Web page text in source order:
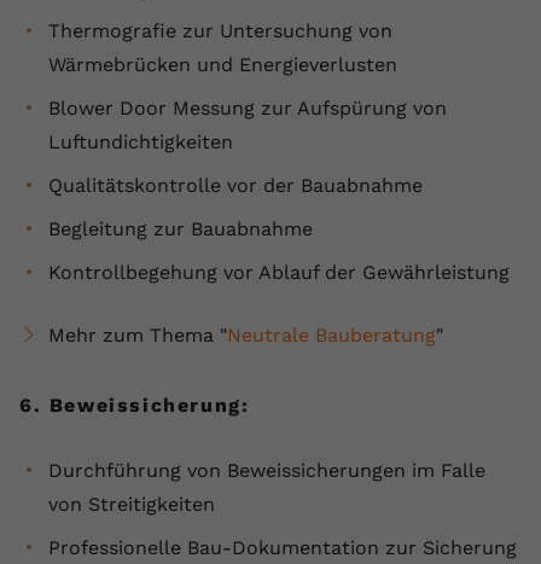
Thermografie zur Untersuchung von
Wärmebrücken und Energieverlusten
Blower Door Messung zur Aufspürung von
Luftundichtigkeiten
Qualitätskontrolle vor der Bauabnahme
Begleitung zur Bauabnahme
Kontrollbegehung vor Ablauf der Gewährleistung
Mehr zum Thema "Neutrale Bauberatung"
6. Beweissicherung:
Durchführung von Beweissicherungen im Falle
von Streitigkeiten
Professionelle Bau-Dokumentation zur Sicherung